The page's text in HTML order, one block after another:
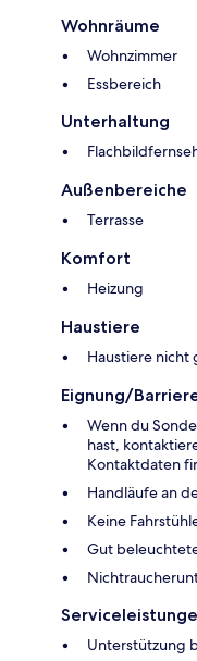
Wohnräume
Wohnzimmer
Essbereich
Unterhaltung
Außenbereiche
Terrasse
Komfort
Heizung
Haustiere
Haustiere nicht
Eignung/
Wenn du
hast,
Kontaktdaten
Handläufe an
Keine
Gut
Unterstützung